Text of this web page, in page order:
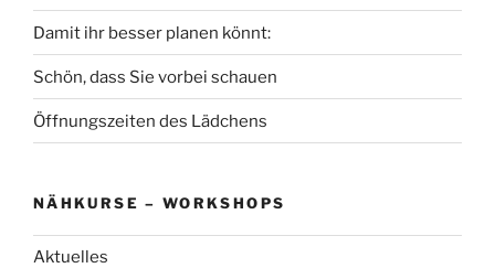
Damit ihr besser planen könnt:
Schön, dass Sie vorbei schauen
Öffnungszeiten des Lädchens
NÄHKURSE – WORKSHOPS
Aktuelles